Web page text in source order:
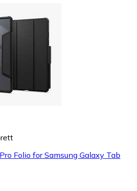
Folio for Samsung Galaxy Tab